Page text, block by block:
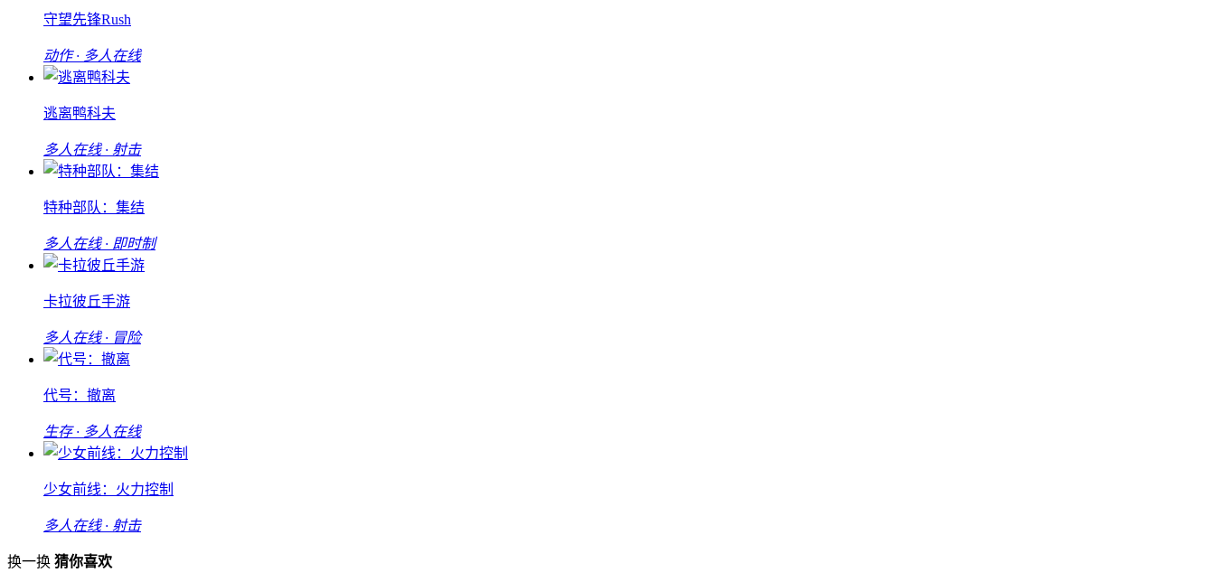
守望先锋Rush
动作 · 多人在线
逃离鸭科夫
多人在线 · 射击
特种部队：集结
多人在线 · 即时制
卡拉彼丘手游
多人在线 · 冒险
代号：撤离
生存 · 多人在线
少女前线：火力控制
多人在线 · 射击
换一换 猜你喜欢